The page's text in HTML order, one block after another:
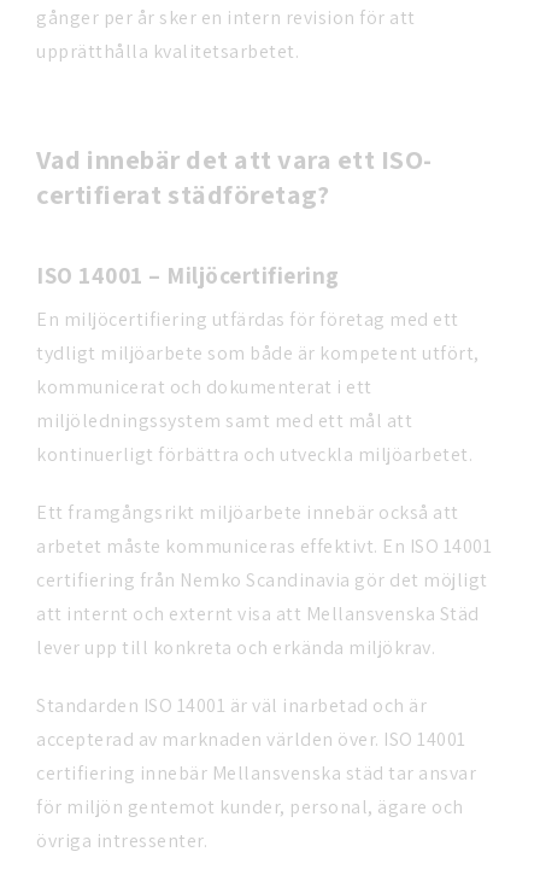
gånger per år sker en intern revision för att
upprätthålla kvalitetsarbetet.
Vad innebär det att vara ett ISO-
certifierat städföretag?
ISO 14001 – Miljöcertifiering
En miljöcertifiering utfärdas för företag med ett
tydligt miljöarbete som både är kompetent utfört,
kommunicerat och dokumenterat i ett
miljöledningssystem samt med ett mål att
kontinuerligt förbättra och utveckla miljöarbetet.
Ett framgångsrikt miljöarbete innebär också att
arbetet måste kommuniceras effektivt. En ISO 14001
certifiering från Nemko Scandinavia gör det möjligt
att internt och externt visa att Mellansvenska Städ
lever upp till konkreta och erkända miljökrav.
Standarden ISO 14001 är väl inarbetad och är
accepterad av marknaden världen över. ISO 14001
certifiering innebär Mellansvenska städ tar ansvar
för miljön gentemot kunder, personal, ägare och
övriga intressenter.